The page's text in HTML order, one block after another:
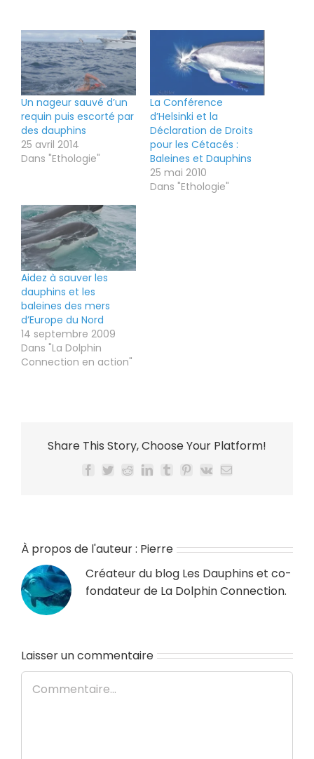
Un nageur sauvé d’un
requin puis escorté par
des dauphins
25 avril 2014
Dans "Ethologie"
La Conférence
d’Helsinki et la
Déclaration de Droits
pour les Cétacés :
Baleines et Dauphins
25 mai 2010
Dans "Ethologie"
Aidez à sauver les
dauphins et les
baleines des mers
d’Europe du Nord
14 septembre 2009
Dans "La Dolphin
Connection en action"
Share This Story, Choose Your Platform!
Facebook
TwitterRedditLinkedIn
TumblrPinterest
Vk Email
À propos de l'auteur : Pierre
Créateur du blog Les Dauphins et co-
fondateur de La Dolphin Connection.
Laisser un commentaire
Commentaire